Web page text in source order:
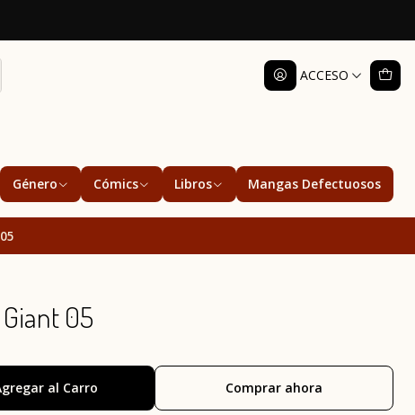
ACCESO
Género Cómics Libros Mangas Defectuosos
05
al Carro Comprar ahora